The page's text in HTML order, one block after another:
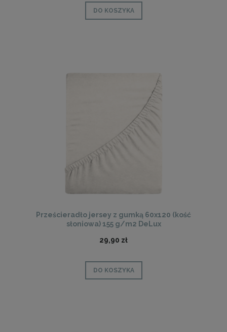
DO KOSZYKA
Prześcieradło jersey z gumką 60x120 (kość
słoniowa) 155 g/m2 DeLux
29,90 zł
DO KOSZYKA